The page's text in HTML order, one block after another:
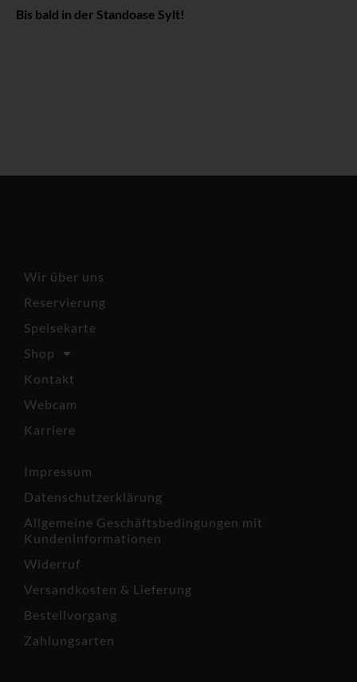
Bis bald in der Standoase Sylt!
Wir über uns
Reservierung
Speisekarte
Shop
Kontakt
Webcam
Karriere
Impressum
Datenschutzerklärung
Allgemeine Geschäftsbedingungen mit
Kundeninformationen
Widerruf
Versandkosten & Lieferung
Bestellvorgang
Zahlungsarten